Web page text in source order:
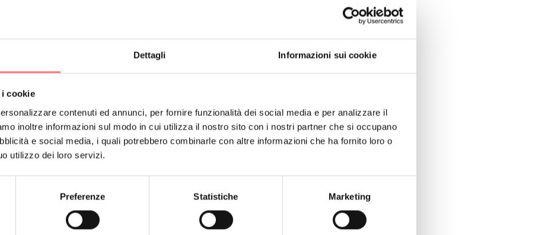
Dettagli Informazioni sui cookie
cookie
contenuti ed annunci, per fornire funzionalità dei social media e per analizzare il
inoltre informazioni sul modo in cui utilizza il nostro sito con i nostri partner che si occupano
e social media, i quali potrebbero combinarle con altre informazioni che ha fornito loro o
utilizzo dei loro servizi.
Preferenze Statistiche Marketing
potrai scegliere lunghezza e durata in base al tempo che hai a disposizione. E